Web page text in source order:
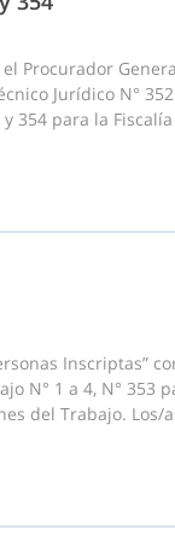
Procurador
Jurídico N°
354 para la
Inscriptas”
N° 1 a 4, N° 353
del Trabajo.